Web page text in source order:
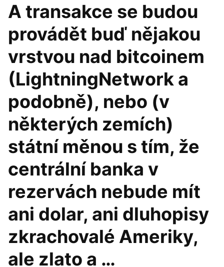
A transakce se budou
provádět buď nějakou
vrstvou nad bitcoinem
(LightningNetwork a
podobně), nebo (v
některých zemích)
státní měnou s tím, že
centrální banka v
rezervách nebude mít
ani dolar, ani dluhopisy
zkrachovalé Ameriky,
ale zlato a …